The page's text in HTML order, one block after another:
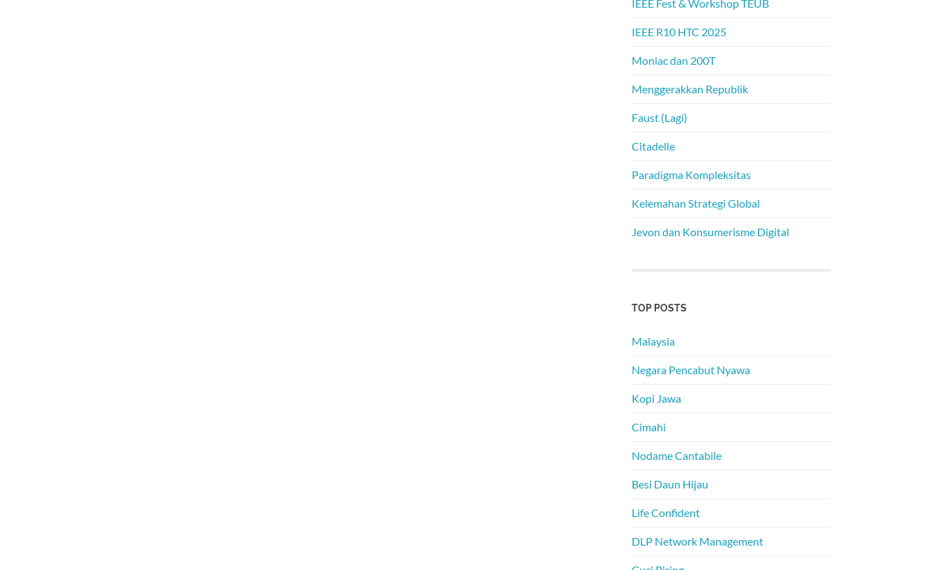
IEEE Fest & Workshop TEUB
IEEE R10 HTC 2025
Moniac dan 200T
Menggerakkan Republik
Faust (Lagi)
Citadelle
Paradigma Kompleksitas
Kelemahan Strategi Global
Jevon dan Konsumerisme Digital
TOP POSTS
Malaysia
Negara Pencabut Nyawa
Kopi Jawa
Cimahi
Nodame Cantabile
Besi Daun Hijau
Life Confident
DLP Network Management